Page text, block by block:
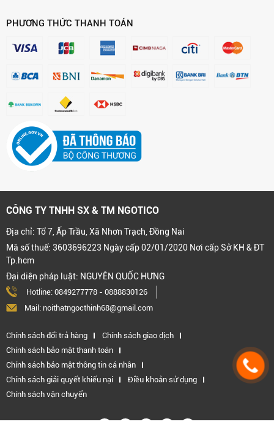
PHƯƠNG THỨC THANH TOÁN
CÔNG TY TNHH SX & TM NGOTICO
Địa chỉ: Tổ 7, Ấp Trầu, Xã Nhơn Trạch, Đồng Nai
Mã số thuế: 3603696223 Ngày cấp 02/01/2020 Nơi cấp Sở KH & ĐT
Tp.hcm
Đại diện pháp luật: NGUYỄN QUỐC HƯNG
Hotline: 0849277778 - 0888830126
Mail: noithatngocthinh68@gmail.com
Chính sách đổi trả hàng
Chính sách giao dịch
Chính sách bảo mật thanh toán
Chính sách bảo mật thông tin cá nhân
Chính sách giải quyết khiếu nại
Điều khoản sử dụng
Chính sách vận chuyển